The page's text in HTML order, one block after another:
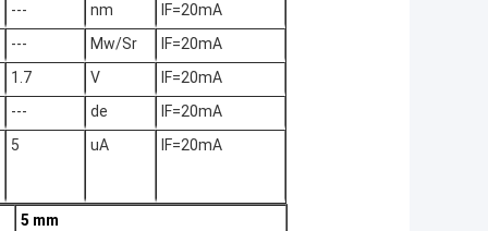
---
nm
IF=20mA
---
Mw/Sr
IF=20mA
1.7
V
IF=20mA
---
de
IF=20mA
5
uA IF=20mA
5 mm